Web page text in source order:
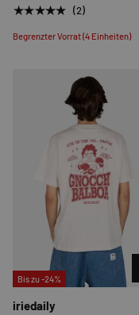
★★★★★ (2)
Begrenzter Vorrat (4 Einheiten)
Bis zu -24%
iriedaily